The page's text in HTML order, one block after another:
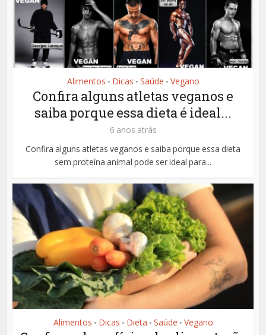
Alimentos • Dicas • Saúde • Vegano
Confira alguns atletas veganos e
saiba porque essa dieta é ideal...
6 anos atrás
Confira alguns atletas veganos e saiba porque essa dieta
sem proteína animal pode ser ideal para...
Alimentos • Dicas • Dieta • Saúde • Vegano